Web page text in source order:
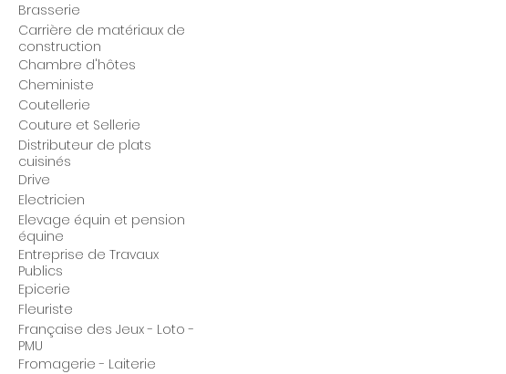
Brasserie
Carrière de matériaux de
construction
Chambre d'hôtes
Cheministe
Coutellerie
Couture et Sellerie
Distributeur de plats
cuisinés
Drive
Electricien
Elevage équin et pension
équine
Entreprise de Travaux
Publics
Epicerie
Fleuriste
Française des Jeux - Loto -
PMU
Fromagerie - Laiterie